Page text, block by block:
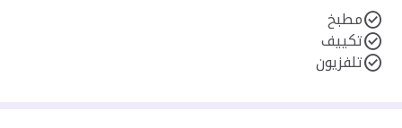
مطبخ
تكييف
تلفزيون